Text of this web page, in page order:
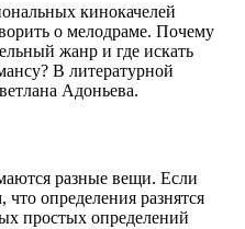
кинокачелей
о мелодраме. Почему
жанр и где искать
В литературной
Адоньева.
разные вещи. Если
определения разнятся
простых определений